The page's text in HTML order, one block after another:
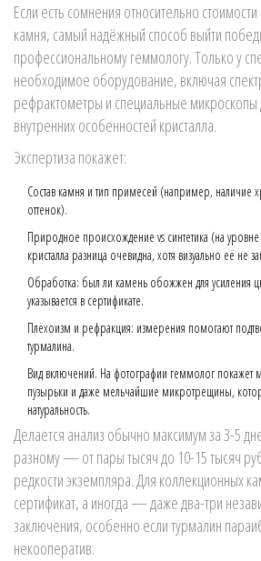
Если есть сомнения относительно
камня, самый надёжный способ выйти
профессиональному геммологу. Только у
необходимое оборудование, включая
рефрактометры и специальные микроскопы
внутренних особенностей кристалла.
Экспертиза покажет:
Состав камня и тип примесей (например, наличие
оттенок).
Природное происхождение vs синтетика (на уровне
кристалла разница очевидна, хотя визуально её не
Обработка: был ли камень обожжен для усиления
указывается в сертификате.
Плёхоизм и рефракция: измерения помогают
турмалина.
Вид включений. На фотографии геммолог покажет
пузырьки и даже мельчайшие микротрещины,
натуральность.
Делается анализ обычно максимум за 3-5
разному — от пары тысяч до 10-15 тысяч
редкости экземпляра. Для коллекционных
сертификат, а иногда — даже два-три
заключения, особенно если турмалин
некооператив.